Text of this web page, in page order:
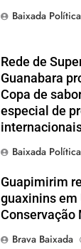
Baixada Política
Rede de
Guanabara
Copa de
especial de
Baixada Política
Guapimirim
guaxinins em
Conservação
Brava Baixada